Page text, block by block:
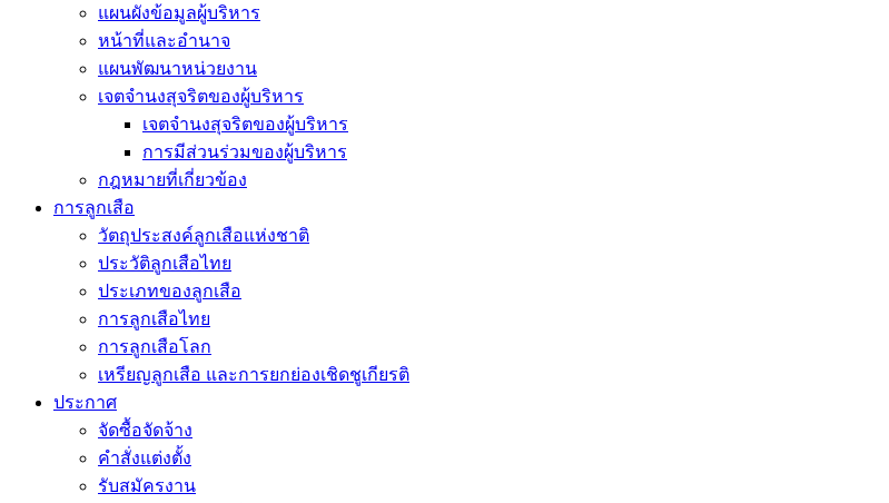
แผนผังข้อมูลผู้บริหาร
หน้าที่และอำนาจ
แผนพัฒนาหน่วยงาน
เจตจำนงสุจริตของผู้บริหาร
เจตจำนงสุจริตของผู้บริหาร
การมีส่วนร่วมของผู้บริหาร
กฎหมายที่เกี่ยวข้อง
การลูกเสือ
วัตถุประสงค์ลูกเสือแห่งชาติ
ประวัติลูกเสือไทย
ประเภทของลูกเสือ
การลูกเสือไทย
การลูกเสือโลก
เหรียญลูกเสือ และการยกย่องเชิดชูเกียรติ
ประกาศ
จัดซื้อจัดจ้าง
คำสั่งแต่งตั้ง
รับสมัครงาน